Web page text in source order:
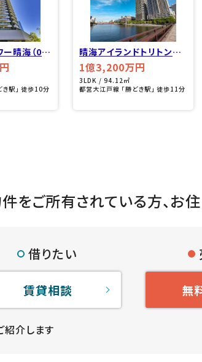
ー晴海（08
駅」 徒歩10分
晴海アイランドトリトンス
クエアビュータワー（430
8）
1億3,200万円
3LDK / 94.12㎡
都営大江戸線 「勝どき駅」 徒歩11分
をご所有されている方、お
借りたい
賃貸相談
紹介します
無